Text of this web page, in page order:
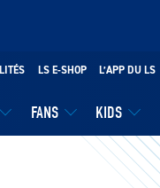
FANS KIDS
LS E-SHOP L’APP DU LS